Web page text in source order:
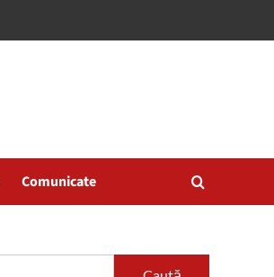
Comunicate